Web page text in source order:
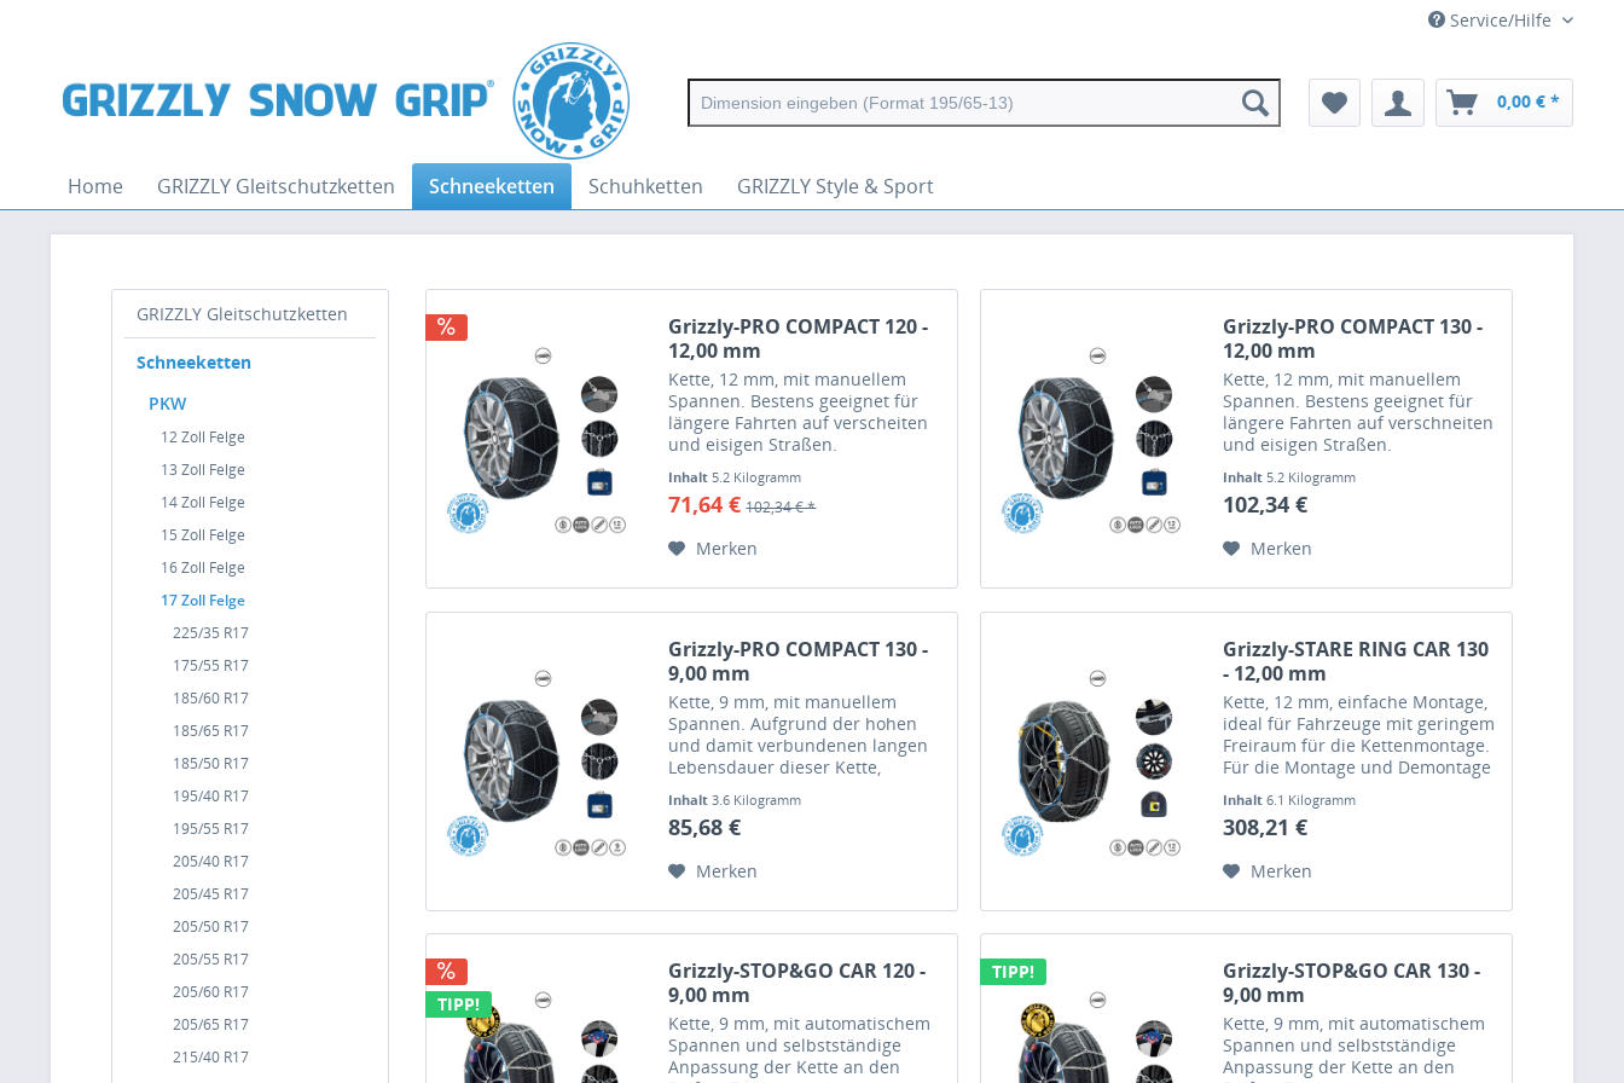
Service/Hilfe
0,00 € *
Home GRIZZLY Gleitschutzketten Schneeketten Schuhketten GRIZZLY Style & Sport
GRIZZLY Gleitschutzketten
Schneeketten
PKW
12 Zoll Felge
13 Zoll Felge
14 Zoll Felge
15 Zoll Felge
16 Zoll Felge
17 Zoll Felge
225/35 R17
175/55 R17
185/60 R17
185/65 R17
185/50 R17
195/40 R17
195/55 R17
205/40 R17
205/45 R17
205/50 R17
205/55 R17
205/60 R17
205/65 R17
215/40 R17
Grizzly-PRO COMPACT 120 -
12,00 mm
Kette, 12 mm, mit manuellem
Spannen. Bestens geeignet für
längere Fahrten auf verscheiten
und eisigen Straßen.
Inhalt 5.2 Kilogramm
71,64 € 102,34 € *
Merken
Grizzly-PRO COMPACT 130 -
12,00 mm
Kette, 12 mm, mit manuellem
Spannen. Bestens geeignet für
längere Fahrten auf verschneiten
und eisigen Straßen.
Inhalt 5.2 Kilogramm
102,34 €
Merken
Grizzly-PRO COMPACT 130 -
9,00 mm
Kette, 9 mm, mit manuellem
Spannen. Aufgrund der hohen
und damit verbundenen langen
Lebensdauer dieser Kette,
Situationen.
Inhalt3.6 Kilogramm
85,68 €
Merken
Grizzly-STARE RING CAR 130
- 12,00 mm
Kette, 12 mm, einfache Montage,
ideal für Fahrzeuge mit geringem
Freiraum für die Kettenmontage.
Für die Montage und Demontage
dank einem eingespannten
Bogen nicht bewegt werden.
Inhalt6.1 Kilogramm
308,21 €
Merken
TIPP!
Grizzly-STOP&GO CAR 120 -
9,00 mm
Kette, 9 mm, mit automatischem
Spannen und selbstständige
Anpassung der Kette an den
TIPP!
Grizzly-STOP&GO CAR 130 -
9,00 mm
Kette, 9 mm, mit automatischem
Spannen und selbstständige
Anpassung der Kette an den